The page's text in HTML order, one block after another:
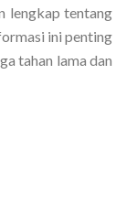
lengkap tentang
ini penting
tahan lama dan